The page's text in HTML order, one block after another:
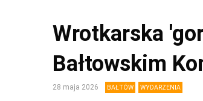
Wrotkarska
Bałtowskim
28 maja 2026 BAŁTÓW WYDARZENIA